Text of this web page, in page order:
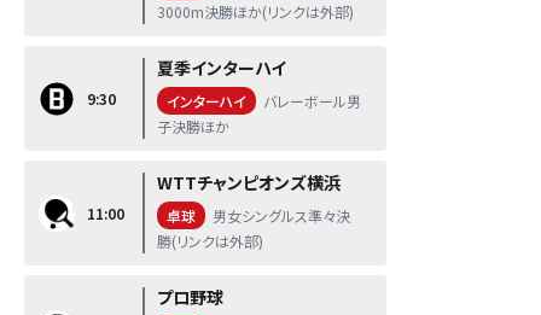
3000m決勝ほか(リンクは外部)
9:30
夏季インターハイ
インターハイ
バレーボール男
子決勝ほか
11:00
WTTチャンピオンズ横浜
卓球
男女シングルス準々決
勝(リンクは外部)
プロ野球